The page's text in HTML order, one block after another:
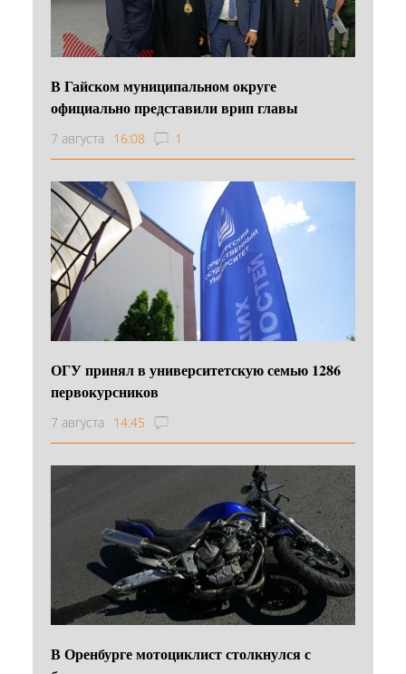
В Гайском муниципальном округе
официально представили врип главы
7 августа 16:08 1
ОГУ принял в университетскую семью 1286
первокурсников
7 августа 14:45
В Оренбурге мотоциклист столкнулся с